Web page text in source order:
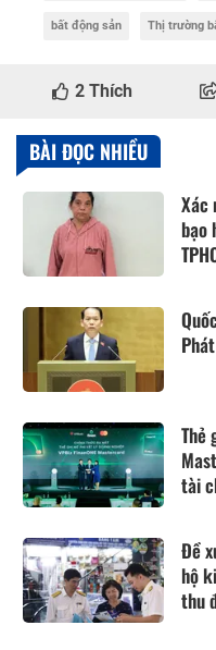
bất động sản Thị trường
2 Thích
BÀI ĐỌC NHIỀU
Xác
bạo
Thẻ
tài
Đề
hộ
thu